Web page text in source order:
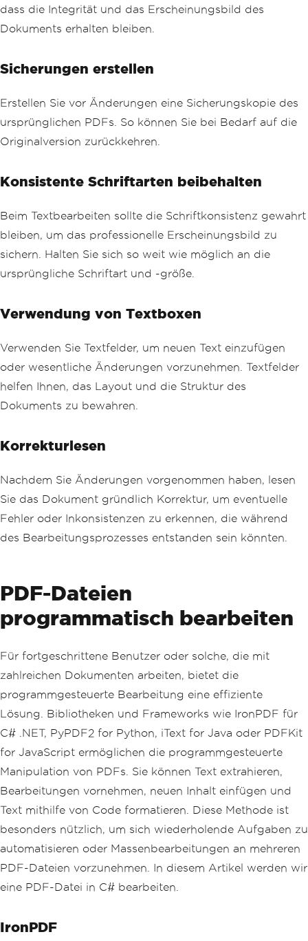
dass die Integrität und das Erscheinungsbild des
Dokuments erhalten bleiben.
Sicherungen erstellen
Erstellen Sie vor Änderungen eine Sicherungskopie des
ursprünglichen PDFs. So können Sie bei Bedarf auf die
Originalversion zurückkehren.
Konsistente Schriftarten beibehalten
Beim Textbearbeiten sollte die Schriftkonsistenz gewahrt
bleiben, um das professionelle Erscheinungsbild zu
sichern. Halten Sie sich so weit wie möglich an die
ursprüngliche Schriftart und -größe.
Verwendung von Textboxen
Verwenden Sie Textfelder, um neuen Text einzufügen
oder wesentliche Änderungen vorzunehmen. Textfelder
helfen Ihnen, das Layout und die Struktur des
Dokuments zu bewahren.
Korrekturlesen
Nachdem Sie Änderungen vorgenommen haben, lesen
Sie das Dokument gründlich Korrektur, um eventuelle
Fehler oder Inkonsistenzen zu erkennen, die während
des Bearbeitungsprozesses entstanden sein könnten.
PDF-Dateien
programmatisch bearbeiten
Für fortgeschrittene Benutzer oder solche, die mit
zahlreichen Dokumenten arbeiten, bietet die
programmgesteuerte Bearbeitung eine effiziente
Lösung. Bibliotheken und Frameworks wie IronPDF für
C# .NET, PyPDF2 for Python, iText for Java oder PDFKit
for JavaScript ermöglichen die programmgesteuerte
Manipulation von PDFs. Sie können Text extrahieren,
Bearbeitungen vornehmen, neuen Inhalt einfügen und
Text mithilfe von Code formatieren. Diese Methode ist
besonders nützlich, um sich wiederholende Aufgaben zu
automatisieren oder Massenbearbeitungen an mehreren
PDF-Dateien vorzunehmen. In diesem Artikel werden wir
eine PDF-Datei in C# bearbeiten.
IronPDF